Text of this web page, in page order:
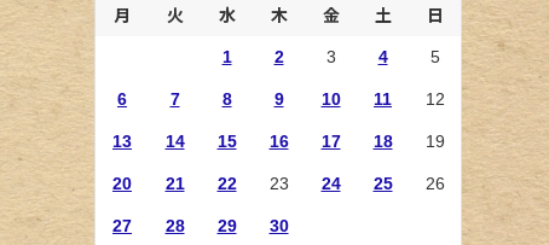
月 火 水 木 金 土 日
1 2 3 4 5
6 7 8 9 10 11 12
13 14 15 16 17 18 19
20 21 22 23 24 25 26
27 28 29 30